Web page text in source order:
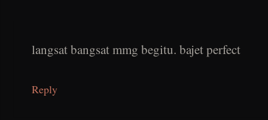
langsat bangsat mmg begitu. bajet perfect
Reply